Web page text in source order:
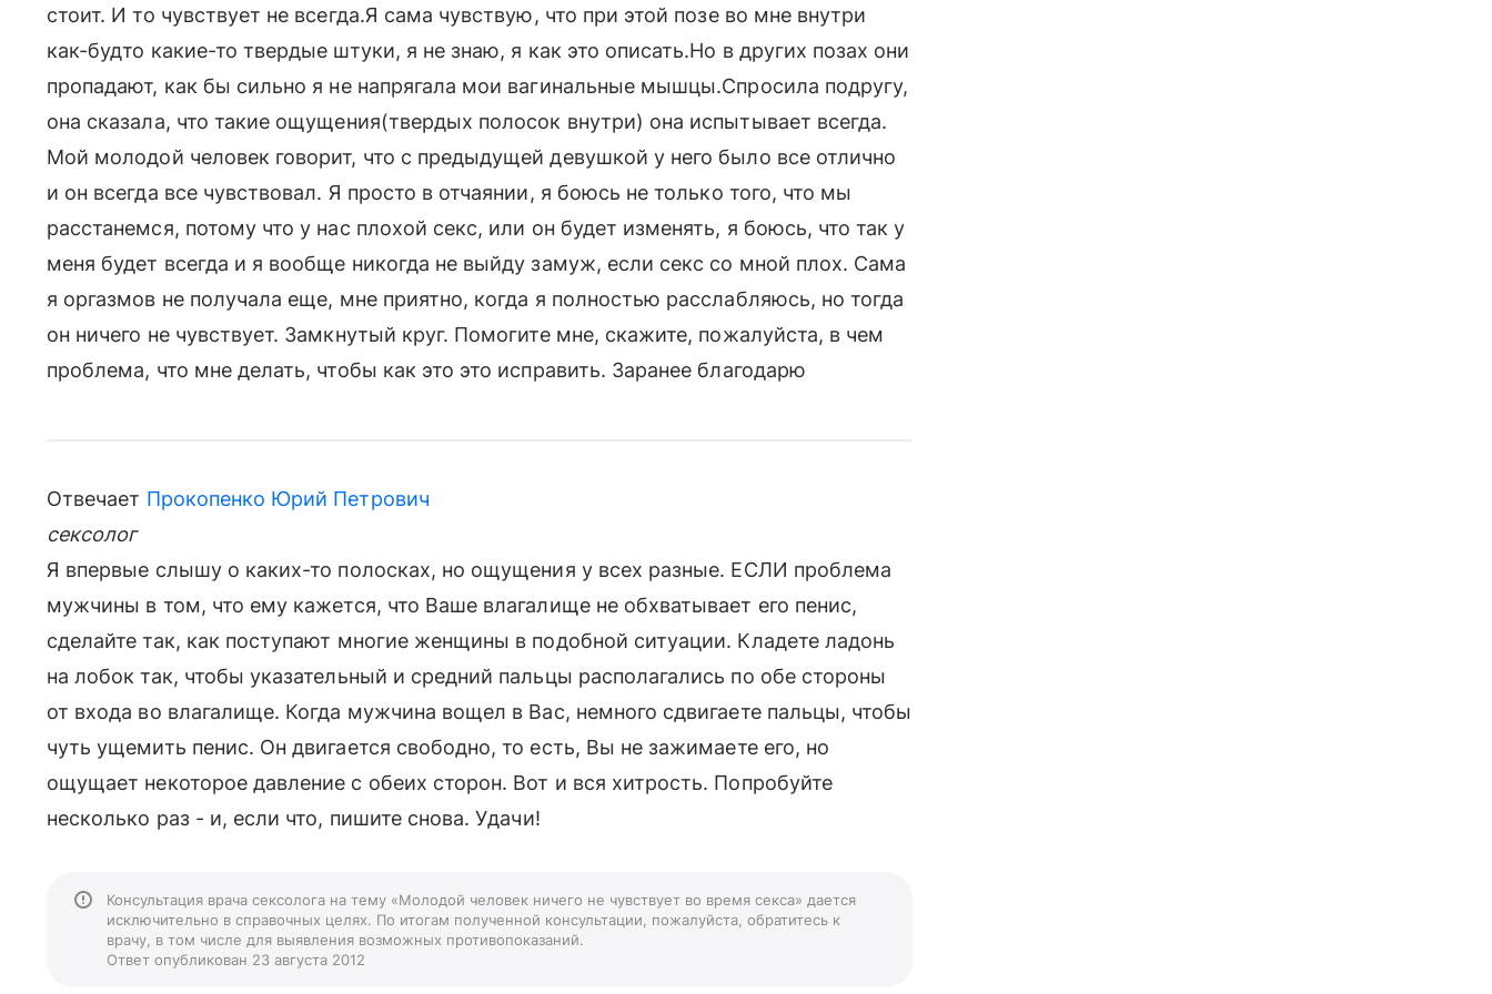
стоит. И то чувствует не всегда.Я сама чувствую, что при этой позе во мне внутри
как-будто какие-то твердые штуки, я не знаю, я как это описать.Но в других позах они
пропадают, как бы сильно я не напрягала мои вагинальные мышцы.Спросила подругу,
она сказала, что такие ощущения(твердых полосок внутри) она испытывает всегда.
Мой молодой человек говорит, что с предыдущей девушкой у него было все отлично
и он всегда все чувствовал. Я просто в отчаянии, я боюсь не только того, что мы
расстанемся, потому что у нас плохой секс, или он будет изменять, я боюсь, что так у
меня будет всегда и я вообще никогда не выйду замуж, если секс со мной плох. Сама
я оргазмов не получала еще, мне приятно, когда я полностью расслабляюсь, но тогда
он ничего не чувствует. Замкнутый круг. Помогите мне, скажите, пожалуйста, в чем
проблема, что мне делать, чтобы как это это исправить. Заранее благодарю
Отвечает Прокопенко Юрий Петрович
сексолог
Я впервые слышу о каких-то полосках, но ощущения у всех разные. ЕСЛИ проблема
мужчины в том, что ему кажется, что Ваше влагалище не обхватывает его пенис,
сделайте так, как поступают многие женщины в подобной ситуации. Кладете ладонь
на лобок так, чтобы указательный и средний пальцы располагались по обе стороны
от входа во влагалище. Когда мужчина вощел в Вас, немного сдвигаете пальцы, чтобы
чуть ущемить пенис. Он двигается свободно, то есть, Вы не зажимаете его, но
ощущает некоторое давление с обеих сторон. Вот и вся хитрость. Попробуйте
несколько раз - и, если что, пишите снова. Удачи!
Консультация врача сексолога на тему «Молодой человек ничего не чувствует во время секса» дается
исключительно в справочных целях. По итогам полученной консультации, пожалуйста, обратитесь к
врачу, в том числе для выявления возможных противопоказаний.
Ответ опубликован 23 августа 2012